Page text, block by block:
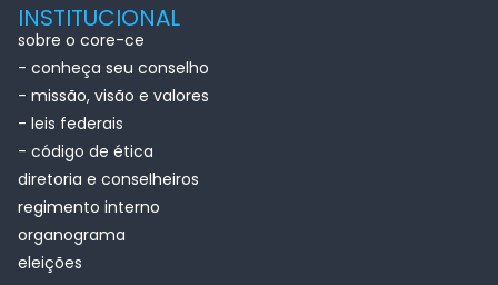
INSTITUCIONAL
sobre o core-ce
- conheça seu conselho
- missão, visão e valores
- leis federais
- código de ética
diretoria e conselheiros
regimento interno
organograma
eleições